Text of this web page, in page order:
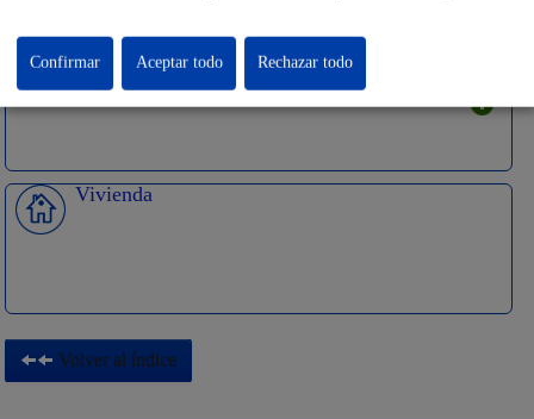
Vehículos
Vivienda
Volver al índice
Rechazar todo
Confirmar Aceptar todo